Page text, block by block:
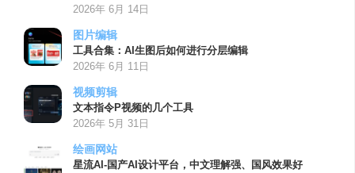
2026年 6月 14日
图片编辑
工具合集：AI生图后如何进行分层编辑
2026年 6月 11日
视频剪辑
文本指令P视频的几个工具
2026年 5月 31日
绘画网站
星流AI-国产AI设计平台，中文理解强、国风效果好